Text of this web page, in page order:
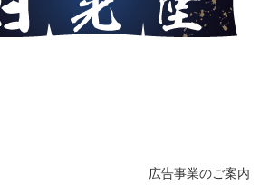
広告事業のご案内